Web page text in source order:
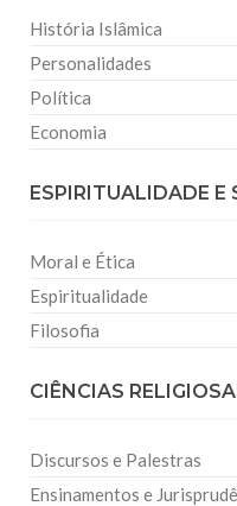
História Islâmica
Personalidades
Política
Economia
ESPIRITUALIDADE E
Moral e Ética
Espiritualidade
Filosofia
CIÊNCIAS
Discursos e Palestras
Ensinamentos e